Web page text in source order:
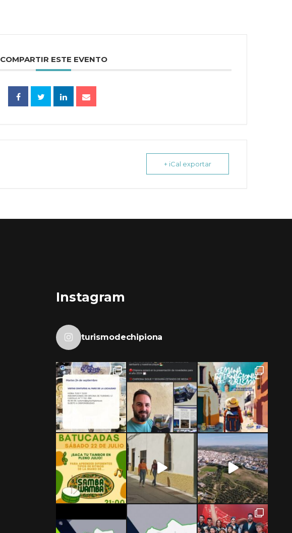
COMPARTIR ESTE EVENTO
+ iCal exportar
Instagram
turismodechipiona